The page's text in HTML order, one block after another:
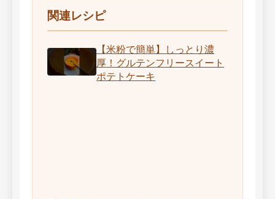
関連レシピ
【米粉で簡単】しっとり濃
厚！グルテンフリースイート
ポテトケーキ